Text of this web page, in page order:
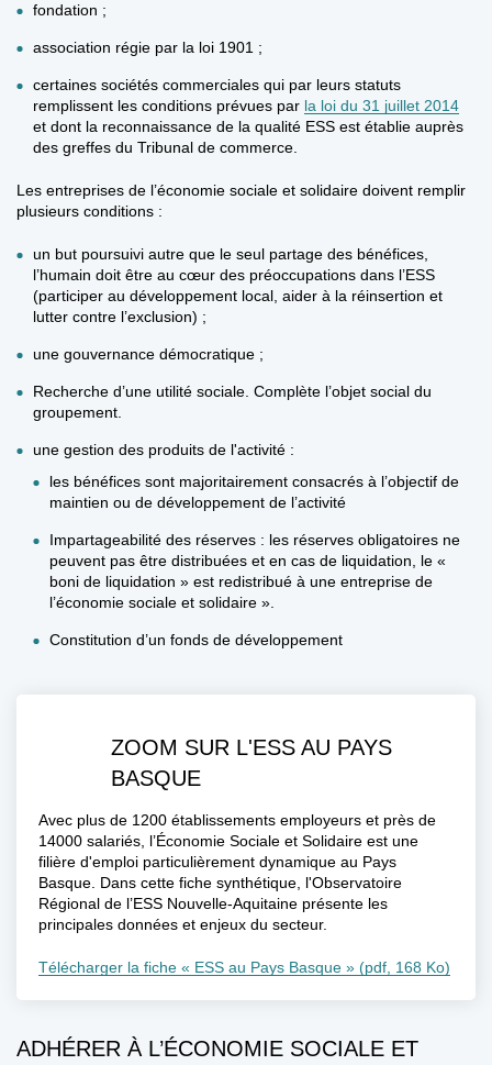
fondation ;
association régie par la loi 1901 ;
certaines sociétés commerciales qui par leurs statuts
remplissent les conditions prévues par la loi du 31 juillet 2014
et dont la reconnaissance de la qualité ESS est établie auprès
des greffes du Tribunal de commerce.
Les entreprises de l’économie sociale et solidaire doivent remplir
plusieurs conditions :
un but poursuivi autre que le seul partage des bénéfices,
l’humain doit être au cœur des préoccupations dans l’ESS
(participer au développement local, aider à la réinsertion et
lutter contre l’exclusion) ;
une gouvernance démocratique ;
Recherche d’une utilité sociale. Complète l’objet social du
groupement.
une gestion des produits de l'activité :
les bénéfices sont majoritairement consacrés à l’objectif de
maintien ou de développement de l’activité
Impartageabilité des réserves : les réserves obligatoires ne
peuvent pas être distribuées et en cas de liquidation, le «
boni de liquidation » est redistribué à une entreprise de
l’économie sociale et solidaire ».
Constitution d’un fonds de développement
ZOOM SUR L'ESS AU PAYS
BASQUE
Avec plus de 1200 établissements employeurs et près de
14000 salariés, l’Économie Sociale et Solidaire est une
filière d'emploi particulièrement dynamique au Pays
Basque. Dans cette fiche synthétique, l'Observatoire
Régional de l’ESS Nouvelle-Aquitaine présente les
principales données et enjeux du secteur.
Télécharger la fiche « ESS au Pays Basque » (pdf, 168 Ko)
ADHÉRER À L’ÉCONOMIE SOCIALE ET